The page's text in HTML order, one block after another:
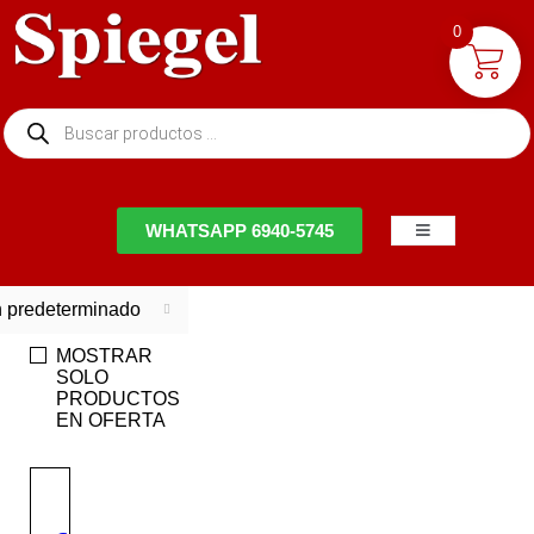
WHATSAPP 6940-5745
predeterminado
MOSTRAR
SOLO
PRODUCTOS
EN OFERTA
0